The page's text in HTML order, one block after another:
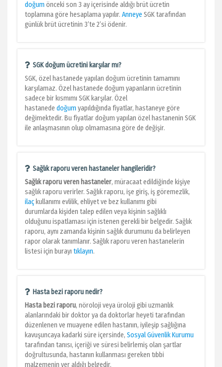
doğum önceki son 3 ay içerisinde aldığı brüt ücretin
toplamına göre hesaplama yapılır. Anneye SGK tarafından
günlük brüt ücretinin 3’te 2’si ödenir.
SGK doğum ücretini karşılar mı?
SGK, özel hastanede yapılan doğum ücretinin tamamını
karşılamaz. Özel hastanede doğum yapanların ücretinin
sadece bir kısmımı SGK karşılar. Özel
hastanede doğum yapıldığında fiyatlar, hastaneye göre
değimektedir. Bu fiyatlar doğum yapılan özel hastanenin SGK
ile anlaşmasının olup olmamasına göre de değişir.
Sağlık raporu veren hastaneler hangileridir?
Sağlık raporu veren hastaneler, müracaat edildiğinde kişiye
sağlık raporu verirler. Sağlık raporu, işe giriş, iş göremezlik,
ilaç kullanımı evlilik, ehliyet ve bez kullanımı gibi
durumlarda kişiden talep edilen veya kişinin sağlıklı
olduğunu ispatlaması için istenen gerekli bir belgedir. Sağlık
raporu, aynı zamanda kişinin sağlık durumunu da belirleyen
rapor olarak tanımlanır. Sağlık raporu veren hastanelerin
listesi için burayı tıklayın.
Hasta bezi raporu nedir?
Hasta bezi raporu, nöroloji veya üroloji gibi uzmanlık
alanlarındaki bir doktor ya da doktorlar heyeti tarafından
düzenlenen ve muayene edilen hastanın, iyileşip sağlığına
kavuşuncaya kadarki süre içersinde, Sosyal Güvenlik Kurumu
tarafından tanısı, içeriği ve süresi belirlemiş olan şartlar
doğrultusunda, hastanın kullanması gereken tıbbi
malzemenin yer aldığı belgedir.